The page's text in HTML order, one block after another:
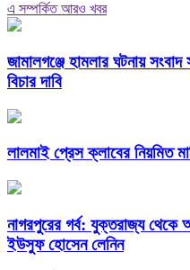
এ সম্পর্কিত আরও খবর
জামালগঞ্জে হামলার ঘটনায়
বিচার দাবি
লালমাই প্রেস ক্লাবের নিয়মিত
নাগরপুরের গর্ব: যুক্তরাজ্য থেকে
ইউসুফ হোসেন লেনিন